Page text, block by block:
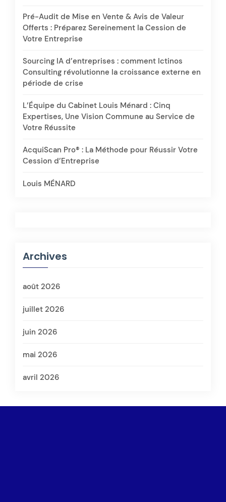
Pré-Audit de Mise en Vente & Avis de Valeur
Offerts : Préparez Sereinement la Cession de
Votre Entreprise
Sourcing IA d’entreprises : comment Ictinos
Consulting révolutionne la croissance externe en
période de crise
L’Équipe du Cabinet Louis Ménard : Cinq
Expertises, Une Vision Commune au Service de
Votre Réussite
AcquiScan Pro® : La Méthode pour Réussir Votre
Cession d’Entreprise
Louis MÉNARD
Archives
août 2026
juillet 2026
juin 2026
mai 2026
avril 2026